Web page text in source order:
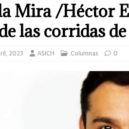
Mira /Héctor
las corridas
2023 ASICH Columnas 0